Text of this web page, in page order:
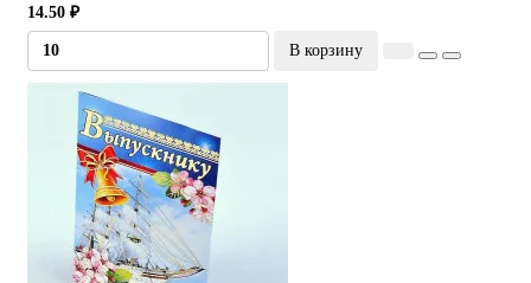
14.50 ₽
В корзину